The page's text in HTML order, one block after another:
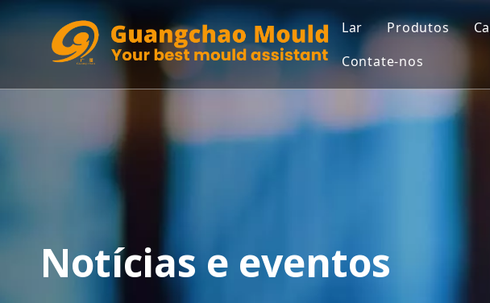
Lar Produtos
Molde
Molde de
Molde para
Contate-nos
Notícias e eventos